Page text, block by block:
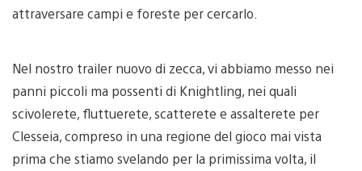
attraversare campi e foreste per cercarlo.
Nel nostro trailer nuovo di zecca, vi abbiamo messo nei
panni piccoli ma possenti di Knightling, nei quali
scivolerete, fluttuerete, scatterete e assalterete per
Clesseia, compreso in una regione del gioco mai vista
prima che stiamo svelando per la primissima volta, il